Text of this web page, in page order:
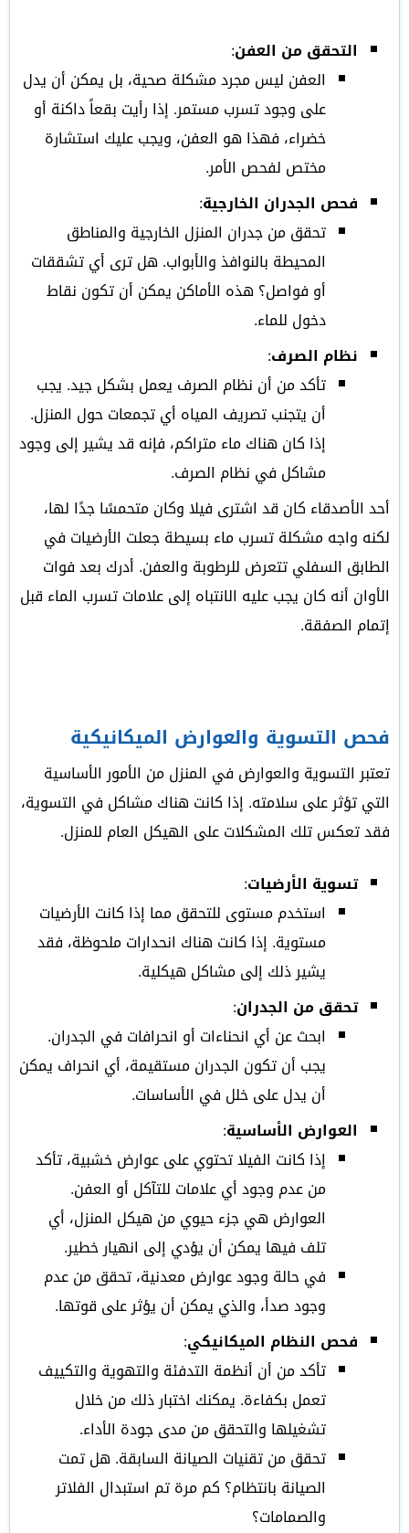
التحقق من العفن:
العفن ليس مجرد مشكلة صحية، بل يمكن أن يدل
على وجود تسرب مستمر. إذا رأيت بقعاً داكنة أو
خضراء، فهذا هو العفن، ويجب عليك استشارة
مختص لفحص الأمر.
فحص الجدران الخارجية:
تحقق من جدران المنزل الخارجية والمناطق
المحيطة بالنوافذ والأبواب. هل ترى أي تشققات
أو فواصل؟ هذه الأماكن يمكن أن تكون نقاط
دخول للماء.
نظام الصرف:
تأكد من أن نظام الصرف يعمل بشكل جيد. يجب
أن يتجنب تصريف المياه أي تجمعات حول المنزل.
إذا كان هناك ماء متراكم، فإنه قد يشير إلى وجود
مشاكل في نظام الصرف.
أحد الأصدقاء كان قد اشترى فيلا وكان متحمسًا جدًا لها،
لكنه واجه مشكلة تسرب ماء بسيطة جعلت الأرضيات في
الطابق السفلي تتعرض للرطوبة والعفن. أدرك بعد فوات
الأوان أنه كان يجب عليه الانتباه إلى علامات تسرب الماء قبل
إتمام الصفقة.
فحص التسوية والعوارض الميكانيكية
تعتبر التسوية والعوارض في المنزل من الأمور الأساسية
التي تؤثر على سلامته. إذا كانت هناك مشاكل في التسوية،
فقد تعكس تلك المشكلات على الهيكل العام للمنزل.
تسوية الأرضيات:
استخدم مستوى للتحقق مما إذا كانت الأرضيات
مستوية. إذا كانت هناك انحدارات ملحوظة، فقد
يشير ذلك إلى مشاكل هيكلية.
تحقق من الجدران:
ابحث عن أي انحناءات أو انحرافات في الجدران.
يجب أن تكون الجدران مستقيمة، أي انحراف يمكن
أن يدل على خلل في الأساسات.
العوارض الأساسية:
إذا كانت الفيلا تحتوي على عوارض خشبية، تأكد
من عدم وجود أي علامات للتآكل أو العفن.
العوارض هي جزء حيوي من هيكل المنزل، أي
تلف فيها يمكن أن يؤدي إلى انهيار خطير.
في حالة وجود عوارض معدنية، تحقق من عدم
وجود صدأ، والذي يمكن أن يؤثر على قوتها.
فحص النظام الميكانيكي:
تأكد من أن أنظمة التدفئة والتهوية والتكييف
تعمل بكفاءة. يمكنك اختبار ذلك من خلال
تشغيلها والتحقق من مدى جودة الأداء.
تحقق من تقنيات الصيانة السابقة. هل تمت
الصيانة بانتظام؟ كم مرة تم استبدال الفلاتر
والصمامات؟